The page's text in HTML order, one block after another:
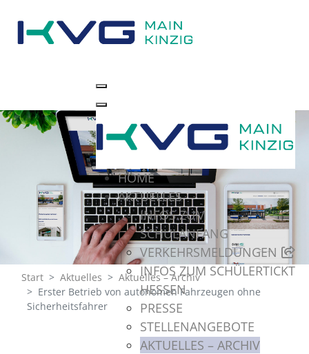
HOME
AKTUELLES
INFOS ZUM
SCHULANFANG
VERKEHRSMELDUNGEN
INFOS ZUM SCHÜLERTICKT
HESSEN
PRESSE
STELLENANGEBOTE
AKTUELLES – ARCHIV
Start Aktuelles
Aktuelles – Archiv
Erster Betrieb von autonomen Fahrzeugen ohne
Sicherheitsfahrer